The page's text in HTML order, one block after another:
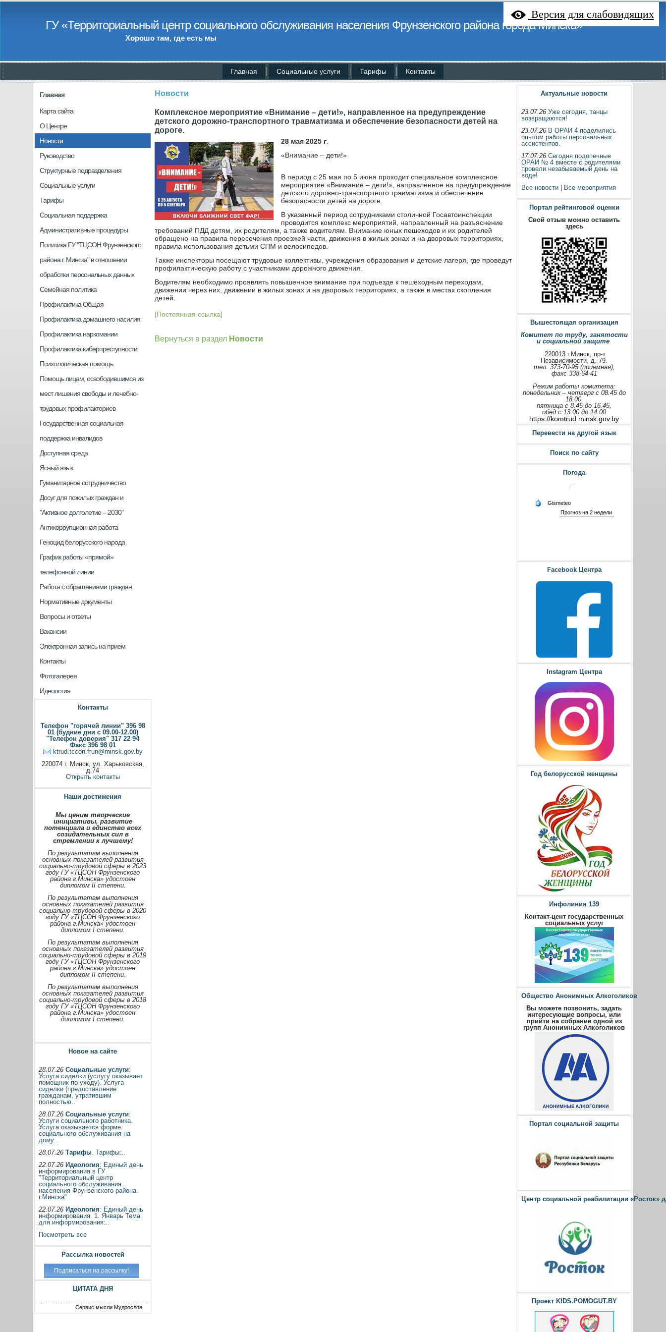
Версия для слабовидящих
ГУ «Территориальный центр социального обслуживания населения Фрунзенского района города Минска»
Хорошо там, где есть мы
Главная Социальные услуги Тарифы Контакты
Главная
Карта сайта
О Центре
Новости
Руководство
Структурные подразделения
Социальные услуги
Тарифы
Социальная поддержка
Административные процедуры
Политика ГУ "ТЦСОН Фрунзенского
района г. Минска" в отношении
обработки персональных данных
Семейная политика
Профилактика Общая
Профилактика домашнего насилия
Профилактика наркомании
Профилактика киберпреступности
Психологическая помощь
Помощь лицам, освободившимся из
мест лишения свободы и лечебно-
трудовых профилакториев
Государственная социальная
поддержка инвалидов
Доступная среда
Ясный язык
Гуманитарное сотрудничество
Досуг для пожилых граждан и
"Активное долголетие – 2030"
Антикоррупционная работа
Геноцид белорусского народа
График работы «прямой»
телефонной линии
Работа с обращениями граждан
Нормативные документы
Вопросы и ответы
Вакансии
Электронная запись на прием
Контакты
Фотогалерея
Идеология
Контакты
Телефон "горячей линии" 396 98
01 (будние дни с 09.00-12.00)
"Телефон доверия" 317 22 94
Факс 396 98 01
ktrud.tccon.frun@minsk.gov.by
220074 г. Минск, ул. Харьковская,
д.74
Открыть контакты
Наши достижения
Мы ценим творческие
инициативы, развитие
потенциала и единство всех
созидательных сил в
стремлении к лучшему!
По результатам выполнения
основных показателей развития
социально-трудовой сферы в 2023
году ГУ «ТЦСОН Фрунзенского
района г.Минска» удостоен
дипломом II степени.
По результатам выполнения
основных показателей развития
социально-трудовой сферы в 2020
году ГУ «ТЦСОН Фрунзенского
района г.Минска» удостоен
дипломом I степени.
По результатам выполнения
основных показателей развития
социально-трудовой сферы в 2019
году ГУ «ТЦСОН Фрунзенского
района г.Минска» удостоен
дипломом II степени.
По результатам выполнения
основных показателей развития
социально-трудовой сферы в 2018
году ГУ «ТЦСОН Фрунзенского
района г.Минска» удостоен
дипломом I степени.
Новое на сайте
28.07.26 Социальные услуги:
Услуга сиделки (услугу оказывает
помощник по уходу). Услуга
сиделки (предоставление
гражданам, утратившим
полностью..
28.07.26 Социальные услуги:
Услуги социального работника.
Услуга оказывается форме
социального обслуживания на
дому...
28.07.26 Тарифы. Тарифы:..
22.07.26 Идеология: Единый день
информирования в ГУ
"Территориальный центр
социального обслуживания
населения Фрунзенского района
г.Минска"
22.07.26 Идеология: Единый день
информирования. 1. Январь Тема
для информирования:..
Посмотреть все
Рассылка новостей
ЦИТАТА ДНЯ
Сервис мысли Мудрослов
Новости
Комплексное мероприятие «Внимание – дети!», направленное на предупреждение
детского дорожно-транспортного травматизма и обеспечение безопасности детей на
дороге.
28 мая 2025 г
«Внимание – дети!»
В период с 25 мая по 5 июня проходит специальное комплексное
мероприятие «Внимание – дети!», направленное на предупреждение
детского дорожно-транспортного травматизма и обеспечение
безопасности детей на дороге.
В указанный период сотрудниками столичной Госавтоинспекции
проводится комплекс мероприятий, направленный на разъяснение
требований ПДД детям, их родителям, а также водителям. Внимание юных пешеходов и их родителей
обращено на правила пересечения проезжей части, движения в жилых зонах и на дворовых территориях,
правила использования детьми СПМ и велосипедов.
Также инспекторы посещают трудовые коллективы, учреждения образования и детские лагеря, где проведут
профилактическую работу с участниками дорожного движения.
Водителям необходимо проявлять повышенное внимание при подъезде к пешеходным переходам,
движении через них, движении в жилых зонах и на дворовых территориях, а также в местах скопления
детей.
[Постоянная ссылка]
Вернуться в раздел Новости
Актуальные новости
23.07.26Уже сегодня, танцы
возвращаются!
23.07.26 В ОРАИ 4 поделились
опытом работы персональных
ассистентов.
17.07.26Сегодня подопечные
ОРАИ № 4 вместе с родителями
провели незабываемый день на
воде!
Все новости
Все мероприятия
Портал рейтинговой оценки
Свой отзыв можно оставить
здесь
Вышестоящая организация
Комитет по труду, занятости
и социальной защите
220013 г.Минск, пр-т
Независимости, д. 79.
тел. 373-70-95 (приемная),
факс 338-64-41
Режим работы комитета:
понедельник – четверг с 08.45 до
18.00,
пятница с 8.45 до 16.45,
обед с 13.00 до 14.00
https://komtrud.minsk.gov.by
Перевести на другой язык
Поиск по сайту
Погода
Facebook Центра
Instagram Центра
Год белорусской женщины
Инфолиния 139
Контакт-цент государственных
социальных услуг
Общество Анонимных Алкоголиков
Вы можете позвонить, задать
интересующие вопросы, или
прийти на собрание одной из
групп Анонимных Алкоголиков
Портал социальной защиты
Центр социальной реабилитации
Проект KIDS.POMOGUT.BY